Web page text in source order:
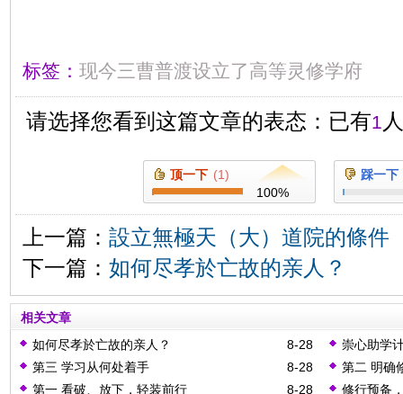
标签： 现今三曹普渡设立了高等灵修学府
请选择您看到这篇文章的表态：已有1
顶一下 (1)
100%
踩一下
上一篇： 設立無極天（大）道院的條件
下一篇： 如何尽孝於亡故的亲人？
相关文章
8-28
如何尽孝於亡故的亲人？
崇心助学
8-28
第三 学习从何处着手
第二 明确
8-28
第一 看破、放下，轻装前行
修行预备